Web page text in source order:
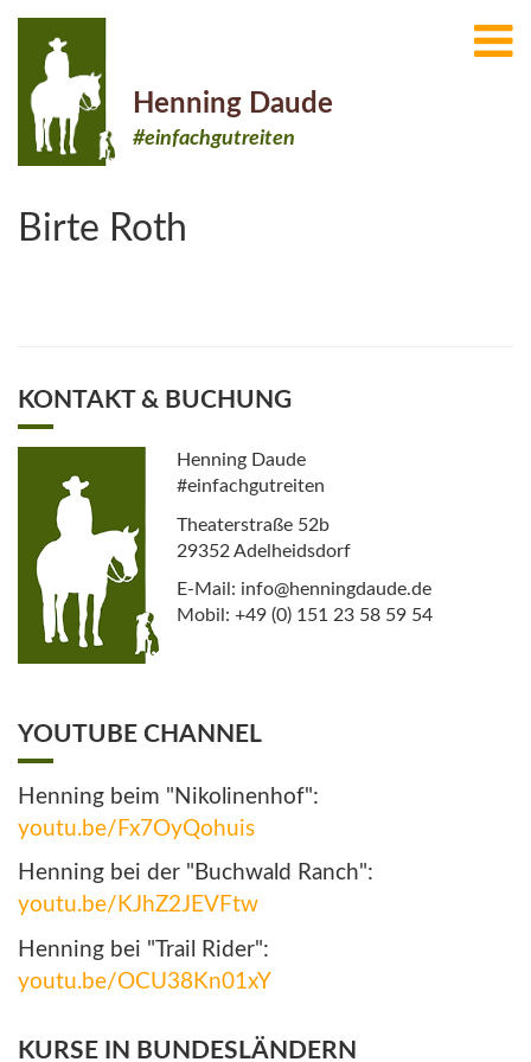
Henning Daude
#einfachgutreiten
Birte Roth
KONTAKT & BUCHUNG
Henning Daude
#einfachgutreiten
Theaterstraße 52b
29352 Adelheidsdorf
E-Mail: info@henningdaude.de
Mobil: +49 (0) 151 23 58 59 54
YOUTUBE CHANNEL
Henning beim "Nikolinenhof":
youtu.be/Fx7OyQohuis
Henning bei der "Buchwald Ranch":
youtu.be/KJhZ2JEVFtw
Henning bei "Trail Rider":
youtu.be/OCU38Kn01xY
KURSE IN BUNDESLÄNDERN